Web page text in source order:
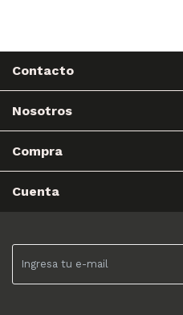
Contacto
Nosotros
Compra
Cuenta